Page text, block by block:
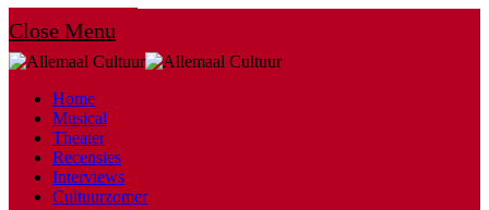
Close Menu
Home
Musical
Theater
Recensies
Interviews
Cultuurzomer